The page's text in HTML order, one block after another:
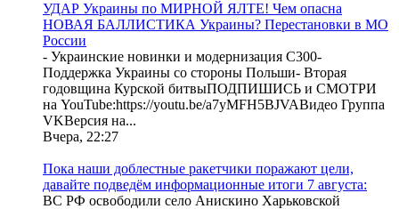
УДАР Украины по МИРНОЙ ЯЛТЕ! Чем опасна
НОВАЯ БАЛЛИСТИКА Украины? Перестановки в МО
России
- Украинские новинки и модернизация С300-
Поддержка Украины со стороны Польши- Вторая
годовщина Курской битвыПОДПИШИСЬ и СМОТРИ
на YouTube:https://youtu.be/a7yMFH5BJVAВидео Группа
VKВерсия на...
Вчера, 22:27
Пока наши доблестные ракетчики поражают цели,
давайте подведём информационные итоги 7 августа:
ВС РФ освободили село Анискино Харьковской